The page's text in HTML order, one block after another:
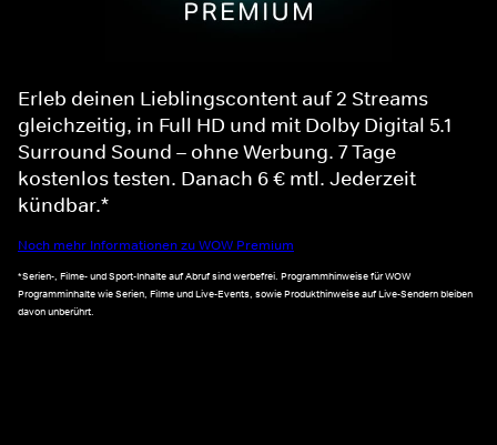
Erleb deinen Lieblingscontent auf 2 Streams
gleichzeitig, in Full HD und mit Dolby Digital 5.1
Surround Sound – ohne Werbung. 7 Tage
kostenlos testen. Danach 6 € mtl. Jederzeit
kündbar.*
Noch mehr Informationen zu WOW Premium
*Serien-, Filme- und Sport-Inhalte auf Abruf sind werbefrei. Programmhinweise für WOW
Programminhalte wie Serien, Filme und Live-Events, sowie Produkthinweise auf Live-Sendern bleiben
davon unberührt.